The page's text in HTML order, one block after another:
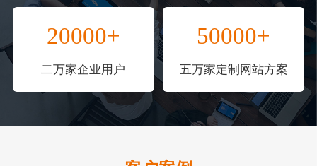
20000+
二万家企业用户
50000+
五万家定制网站方案